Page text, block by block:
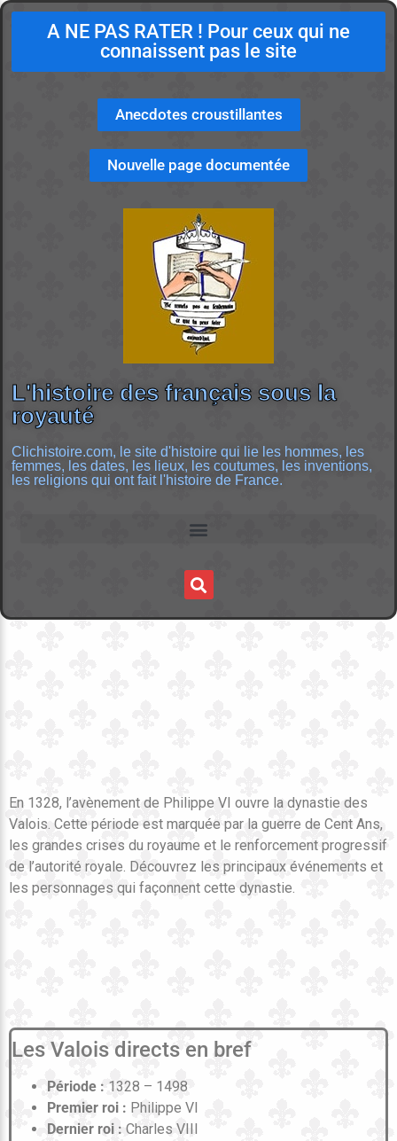
A NE PAS RATER ! Pour ceux qui ne
connaissent pas le site
Anecdotes croustillantes
Nouvelle page documentée
L'histoire des français sous la
royauté
Clichistoire.com, le site d'histoire qui lie les hommes, les
femmes, les dates, les lieux, les coutumes, les inventions,
les religions qui ont fait l'histoire de France.
En 1328, l’avènement de Philippe VI ouvre la dynastie des
Valois. Cette période est marquée par la guerre de Cent Ans,
les grandes crises du royaume et le renforcement progressif
de l’autorité royale. Découvrez les principaux événements et
les personnages qui façonnent cette dynastie.
Les Valois directs en bref
Période : 1328 – 1498
Premier roi : Philippe VI
Dernier roi : Charles VIII